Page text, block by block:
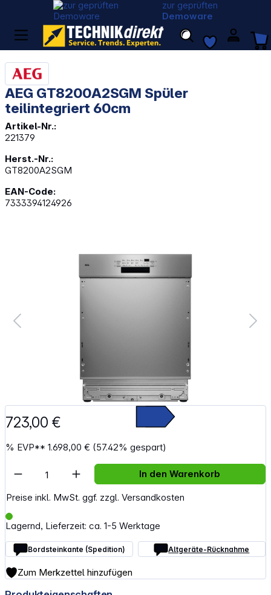
zur geprüften
Demoware
AEG GT8200A2SGM Spüler
teilintegriert 60cm
Artikel-Nr.:
221379
Herst.-Nr.:
GT8200A2SGM
EAN-Code:
7333394124926
723,00 €
% EVP**1.698,00 € (57.42% gespart)
Preise inkl. MwSt. ggf. zzgl. Versandkosten
Lagernd, Lieferzeit: ca. 1-5 Werktage
Bordsteinkante (Spedition) Altgeräte-Rücknahme
Artikel Anzahl: Gib den gewünschten
In den Warenkorb
Zum Merkzettel hinzufügen